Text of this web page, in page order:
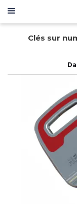
Clés sur